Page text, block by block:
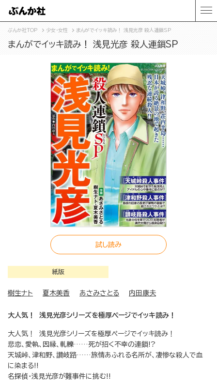
ぶんか社TOP 少女・女性 まんがでイッキ読み！ 浅見光彦 殺人連鎖SP
まんがでイッキ読み！ 浅見光彦 殺人連鎖SP
試し読み
紙版
樹生ナト 夏木美香 あさみさとる 内田康夫
大人気！ 浅見光彦シリーズを極厚ページでイッキ読み！
大人気！ 浅見光彦シリーズを極厚ページでイッキ読み！
悲恋、愛執、因縁、軋轢……死が招く不幸の連鎖!?
天城峠、津和野、讃岐路……旅情あふれる名所が、凄惨な殺人で血
に染まる!!
名探偵・浅見光彦が難事件に挑む!!